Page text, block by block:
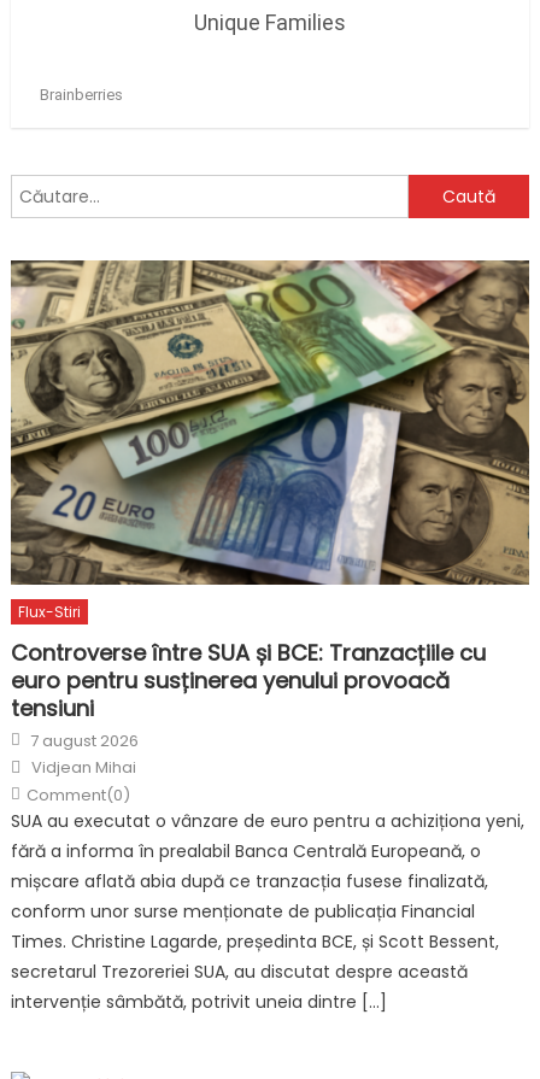
Caută
după:
Flux-Stiri
Controverse între SUA și BCE: Tranzacțiile cu
euro pentru susținerea yenului provoacă
tensiuni
Posted
on
7 august 2026
Author
Vidjean Mihai
Comment(0)
SUA au executat o vânzare de euro pentru a achiziționa yeni,
fără a informa în prealabil Banca Centrală Europeană, o
mișcare aflată abia după ce tranzacția fusese finalizată,
conform unor surse menționate de publicația Financial
Times. Christine Lagarde, președinta BCE, și Scott Bessent,
secretarul Trezoreriei SUA, au discutat despre această
intervenție sâmbătă, potrivit uneia dintre […]